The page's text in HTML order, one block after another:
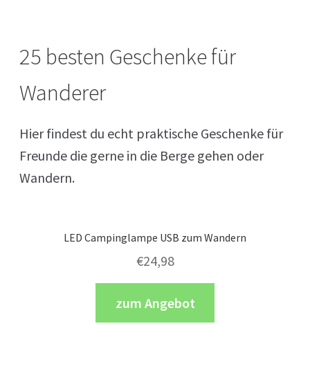
25 besten Geschenke für
Wanderer
Hier findest du echt praktische Geschenke für
Freunde die gerne in die Berge gehen oder
Wandern.
LED Campinglampe USB zum Wandern
€24,98
zum Angebot